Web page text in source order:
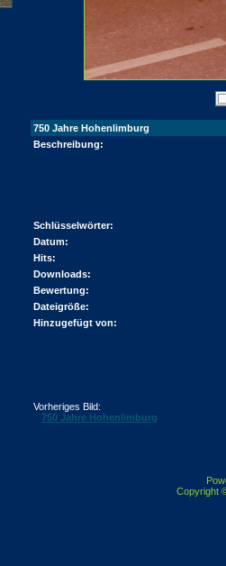
750 Jahre Hohenlimburg
Beschreibung:
Schlüsselwörter:
Datum:
Hits:
Downloads:
Bewertung:
Dateigröße:
Hinzugefügt von:
Vorheriges Bild:
750 Jahre Hohenlimburg
Copyright